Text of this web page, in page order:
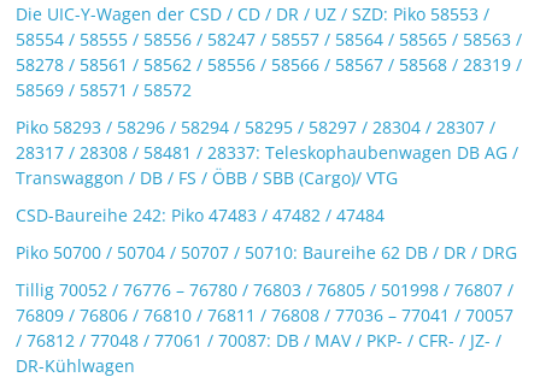
Die UIC-Y-Wagen der CSD / CD / DR / UZ / SZD: Piko 58553 /
58554 / 58555 / 58556 / 58247 / 58557 / 58564 / 58565 / 58563 /
58278 / 58561 / 58562 / 58556 / 58566 / 58567 / 58568 / 28319 /
58569 / 58571 / 58572
Piko 58293 / 58296 / 58294 / 58295 / 58297 / 28304 / 28307 /
28317 / 28308 / 58481 / 28337: Teleskophaubenwagen DB AG /
Transwaggon / DB / FS / ÖBB / SBB (Cargo)/ VTG
CSD-Baureihe 242: Piko 47483 / 47482 / 47484
Piko 50700 / 50704 / 50707 / 50710: Baureihe 62 DB / DR / DRG
Tillig 70052 / 76776 – 76780 / 76803 / 76805 / 501998 / 76807 /
76809 / 76806 / 76810 / 76811 / 76808 / 77036 – 77041 / 70057
/ 76812 / 77048 / 77061 / 70087: DB / MAV / PKP- / CFR- / JZ- /
DR-Kühlwagen